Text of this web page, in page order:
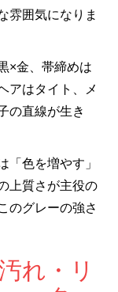
雰囲気になりま
×金、帯締めは
アはタイト、メ
の直線が生き
「色を増やす」
上質さが主役の
のグレーの強さ
れ・リ